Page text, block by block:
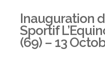
Inauguration
Sportif
(69) – 13